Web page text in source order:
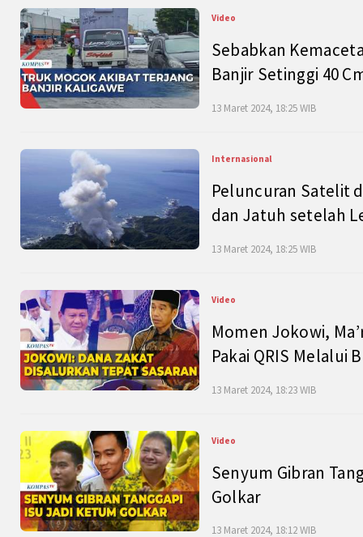
Video
Sebabkan
Banjir Setinggi 40
13 Maret 2024, 18:25 WIB
Internasional
Peluncuran Satelit
dan Jatuh setelah
13 Maret 2024, 18:25 WIB
Video
Momen Jokowi,
Pakai QRIS Melalui
13 Maret 2024, 18:23 WIB
Video
Senyum Gibran
Golkar
13 Maret 2024, 18:12 WIB